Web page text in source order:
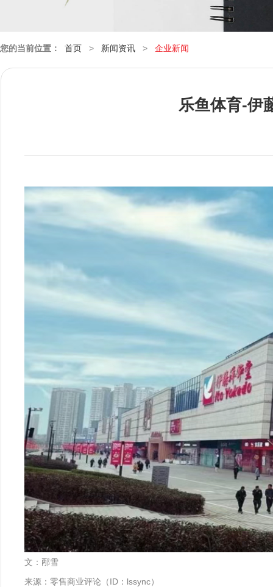
您的当前位置： 首页 > 新闻资讯 > 企业新闻
乐鱼体育-伊
文：邴雪
来源：零售商业评论（ID：lssync）